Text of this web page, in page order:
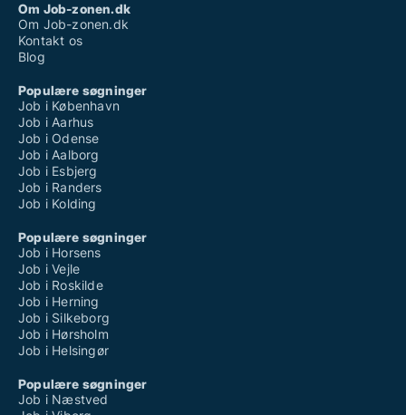
Om Job-zonen.dk
Om Job-zonen.dk
Kontakt os
Blog
Populære søgninger
Job i København
Job i Aarhus
Job i Odense
Job i Aalborg
Job i Esbjerg
Job i Randers
Job i Kolding
Populære søgninger
Job i Horsens
Job i Vejle
Job i Roskilde
Job i Herning
Job i Silkeborg
Job i Hørsholm
Job i Helsingør
Populære søgninger
Job i Næstved